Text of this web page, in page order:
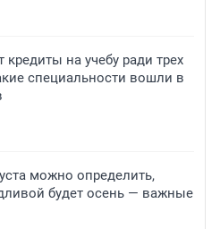
на учебу ради трех
специальности вошли в
можно определить,
будет осень — важные